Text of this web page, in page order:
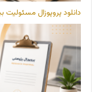
دانلود پروپوزال